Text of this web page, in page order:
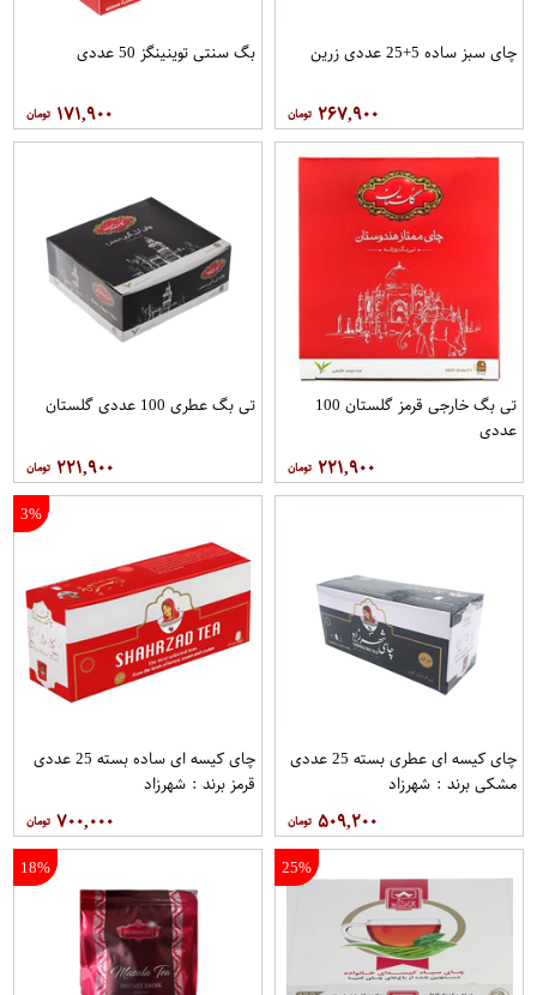
چای سبز ساده 5+25 عددی زرین
۲۶۷,۹۰۰
بگ سنتی توینینگز 50 عددی
۱۷۱,۹۰۰
تی بگ خارجی قرمز گلستان 100
عددی
۲۲۱,۹۰۰
تی بگ عطری 100 عددی گلستان
۲۲۱,۹۰۰
چای کیسه ای عطری بسته 25 عددی
مشکی برند : شهرزاد
۵۰۹,۲۰۰
3%
چای کیسه ای ساده بسته 25 عددی
قرمز برند : شهرزاد
۷۰۰,۰۰۰
25%
18%